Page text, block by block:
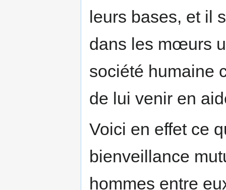
leurs bases, et il
dans les mœurs
société humaine
de lui venir en
Voici en effet ce
bienveillance
hommes entre